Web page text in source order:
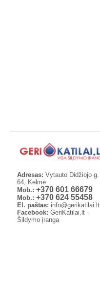
Adresas: Vytauto Didžiojo g.
64, Kelmė
Mob.: +370 601 66679
Mob.: +370 624 55458
El. paštas: info@gerikatilai.lt
Facebook: GeriKatilai.lt -
Šildymo įranga